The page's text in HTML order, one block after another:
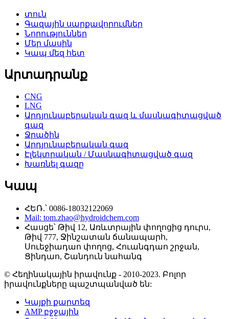
տուն
Գազային սարքավորումներ
Նորություններ
Մեր մասին
Կապ մեզ հետ
Արտադրանք
CNG
LNG
Արդյունաբերական գազ և մասնագիտացված
գազ
Ջրածին
Արդյունաբերական գազ
Էլեկտրական / Մասնագիտացված գազ
Խառնել գազը
Կապ
ՀԵՌ.՝ 0086-18032122069
Mail: tom.zhao@hydroidchem.com
Հասցե՝ Թիվ 12, Առևտրային փողոցից դուրս,
Թիվ 777, Ջինշատան ճանապարհ,
Սուեջիադաո փողոց, Հուանգդաո շրջան,
Ցինդաո, Շանդուն նահանգ
© Հեղինակային իրավունք - 2010-2023. Բոլոր
իրավունքները պաշտպանված են:
Կայքի քարտեզ
AMP բջջային